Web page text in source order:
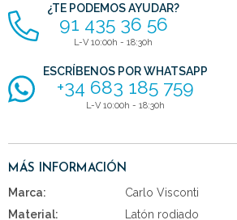
¿TE PODEMOS AYUDAR?
91 435 36 56
L-V 10:00h - 18:30h
ESCRÍBENOS POR WHATSAPP
+34 683 185 759
L-V 10:00h - 18:30h
MÁS INFORMACIÓN
Marca:
Carlo Visconti
Material:
Latón rodiado